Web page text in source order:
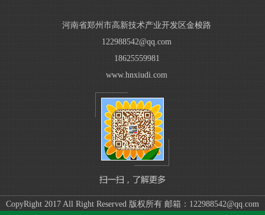
河南省郑州市高新技术产业开发区金梭路
122988542@qq.com
18625559981
www.hnxiudi.com
CopyRight 2017 All Right Reserved 版权所有 邮箱：122988542@qq.com